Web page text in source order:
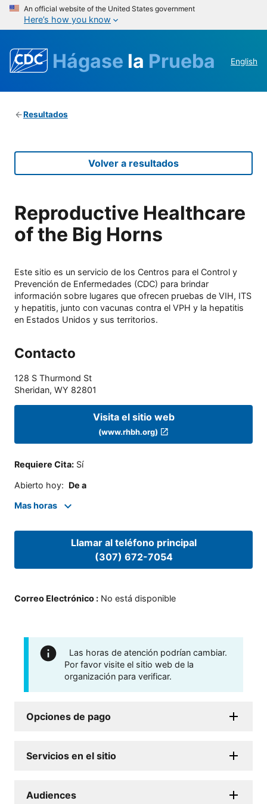
An official website of the United States government
Here’s how you know
Hágase la Prueba English
Resultados
Volver a resultados
Reproductive Healthcare
of the Big Horns
Este sitio es un servicio de los Centros para el Control y
Prevención de Enfermedades (CDC) para brindar
información sobre lugares que ofrecen pruebas de VIH, ITS
y hepatitis, junto con vacunas contra el VPH y la hepatitis
en Estados Unidos y sus territorios.
Contacto
128 S Thurmond St
Sheridan, WY 82801
Visita el sitio web
(www.rhbh.org)
Requiere Cita: Sí
Abierto hoy: De a
Mas horas
Llamar al teléfono principal
(307) 672-7054
Correo Electrónico : No está disponible
Las horas de atención podrían cambiar.
Por favor visite el sitio web de la
organización para verificar.
Opciones de pago
Servicios en el sitio
Audiences